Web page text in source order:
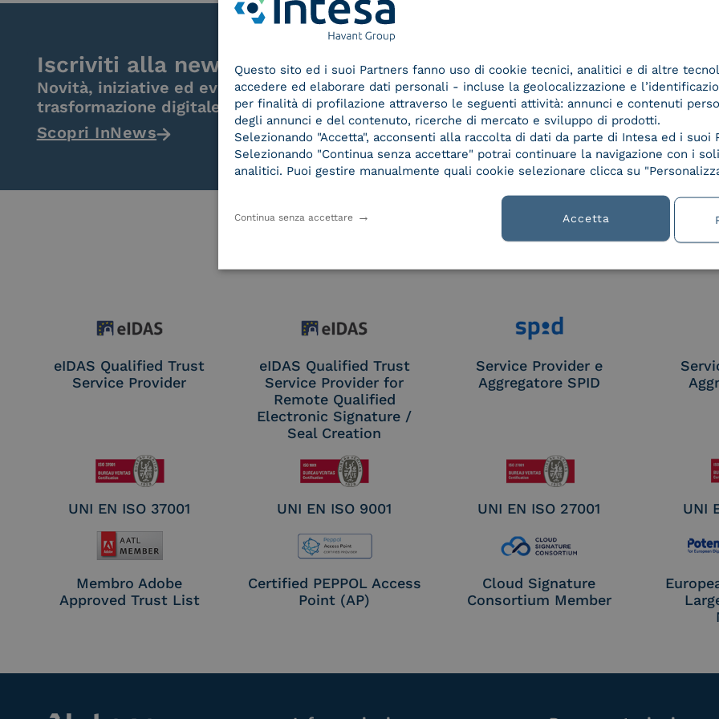
Iscriviti alla newsletter
Novità, iniziative ed eventi dal mondo della
trasformazione digitale.
Scopri InNews
Le nostre certificazioni
eIDAS Qualified Trust
Service Provider
eIDAS Qualified Trust
Service Provider for
Remote Qualified
Electronic Signature /
Seal Creation
Service Provider e
Aggregatore SPID
UNI EN ISO 37001 UNI EN ISO 9001 UNI EN ISO 27001 UNI
Membro Adobe
Approved Trust List
Certified PEPPOL Access
Point (AP)
Cloud Signature
Consortium Member
Questo sito ed i suoi Partners fanno uso di cookie tecnici, analitici e di altre
accedere ed elaborare dati personali - incluse la geolocalizzazione e
per finalità di profilazione attraverso le seguenti attività: annunci e contenuti
degli annunci e del contenuto, ricerche di mercato e sviluppo di prodotti.
Selezionando "Accetta", acconsenti alla raccolta di dati da parte di Intesa ed i suoi
Selezionando "Continua senza accettare" potrai continuare la navigazione con i
analitici. Puoi gestire manualmente quali cookie selezionare clicca su
Accetta
Continua senza accettare